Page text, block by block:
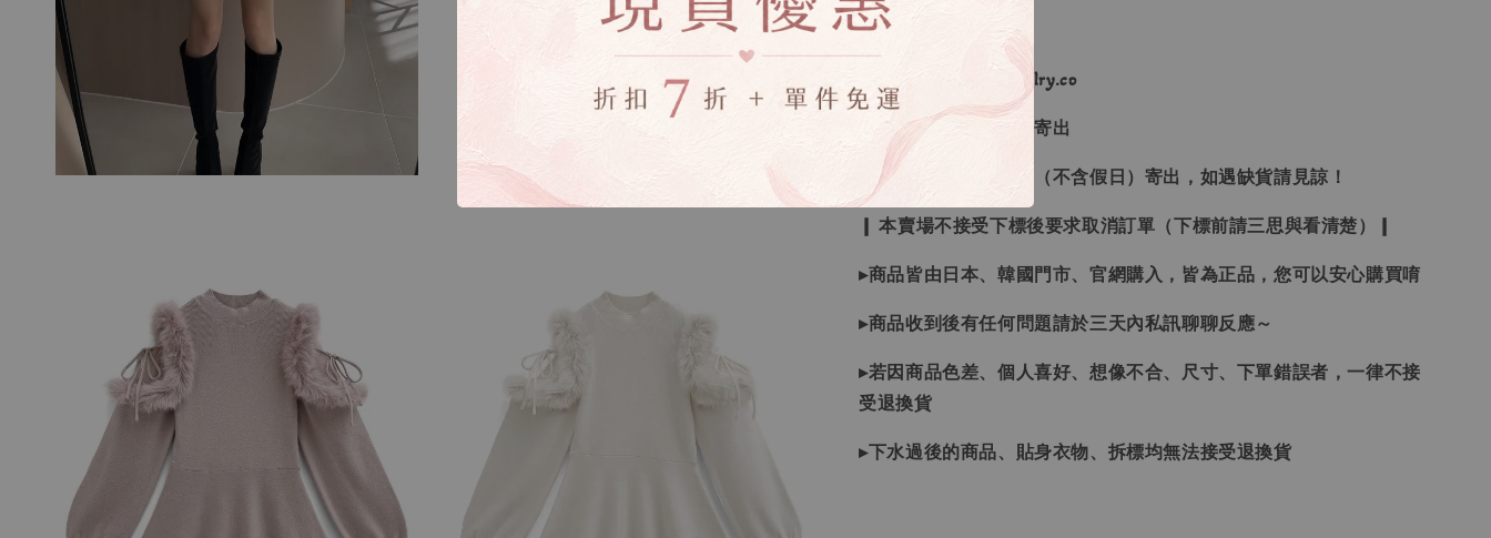
🔍IG搜尋：Sevenjewelry.co
▹現貨商品１～３日內寄出
▹預購商品７～２１日（不含假日）寄出，如遇缺貨請見諒！
❙ 本賣場不接受下標後要求取消訂單（下標前請三思與看清楚）❙
▸商品皆由日本、韓國門市、官網購入，皆為正品，您可以安心購買唷
▸商品收到後有任何問題請於三天內私訊聊聊反應～
▸若因商品色差、個人喜好、想像不合、尺寸、下單錯誤者，一律不接
受退換貨
▸下水過後的商品、貼身衣物、拆標均無法接受退換貨